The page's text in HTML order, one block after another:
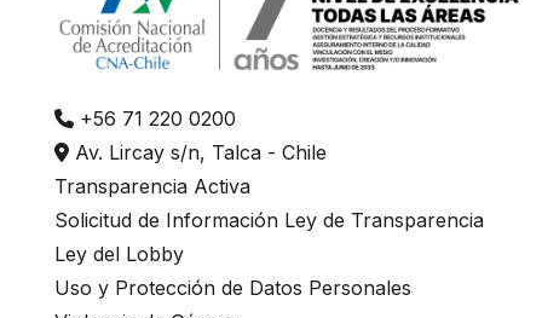
+56 71 220 0200
Av. Lircay s/n, Talca - Chile
Transparencia Activa
Solicitud de Información Ley de Transparencia
Ley del Lobby
Uso y Protección de Datos Personales